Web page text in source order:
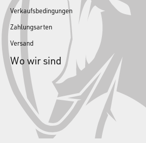
Verkaufsbedingungen
Zahlungsarten
Versand
Wo wir sind